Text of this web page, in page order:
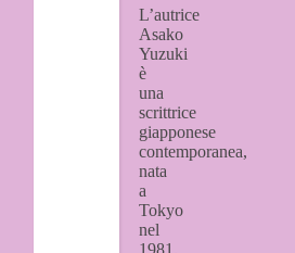
L’autrice
Asako
Yuzuki
è
una
scrittrice
giapponese
contemporanea,
nata
a
Tokyo
nel